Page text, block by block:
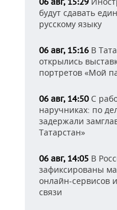
будут сдавать
русскому языку
06 авг, 15:16 В
открылись
портретов «Мой
06 авг, 14:50С
наручниках: по
задержали
Татарстан»
06 авг, 14:05 В
зафиксированы
онлайн-сервисов
связи